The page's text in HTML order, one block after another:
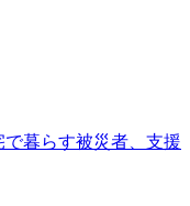
で暮らす被災者、支援